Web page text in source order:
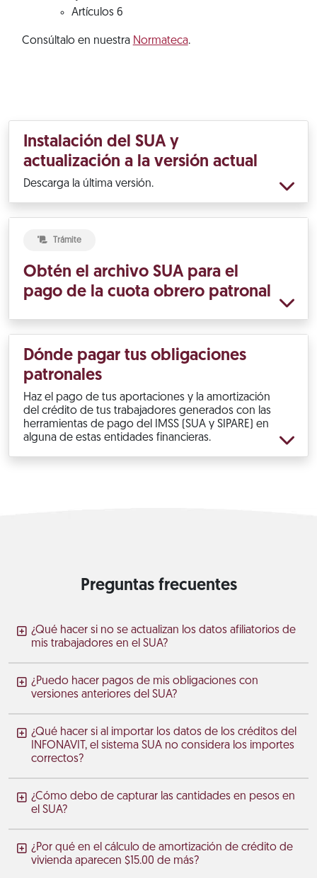
Artículos 6
Consúltalo en nuestra Normateca.
Instalación del SUA y
actualización a la versión actual
Descarga la última versión.
Trámite
Obtén el archivo SUA para el
pago de la cuota obrero patronal
Dónde pagar tus obligaciones
patronales
Haz el pago de tus aportaciones y la amortización
del crédito de tus trabajadores generados con las
herramientas de pago del IMSS (SUA y SIPARE) en
alguna de estas entidades financieras.
Preguntas frecuentes
¿Qué hacer si no se actualizan los datos afiliatorios de
mis trabajadores en el SUA?
¿Puedo hacer pagos de mis obligaciones con
versiones anteriores del SUA?
¿Qué hacer si al importar los datos de los créditos del
INFONAVIT, el sistema SUA no considera los importes
correctos?
¿Cómo debo de capturar las cantidades en pesos en
el SUA?
¿Por qué en el cálculo de amortización de crédito de
vivienda aparecen $15.00 de más?